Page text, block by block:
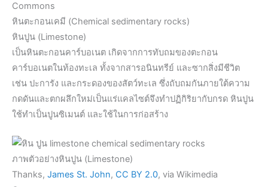
Commons
หินตะกอนเคมี (Chemical sedimentary rocks)
หินปูน (Limestone)
เป็นหินตะกอนคาร์บอเนต เกิดจากการทับถมของตะกอน
คาร์บอเนตในท้องทะเล ทั้งจากสารอนินทรีย์ และซากสิ่งมีชีวิต
เช่น ปะการัง และกระดองของสัตว์ทะเล ซึ่งถับถมกันภายใต้ความ
กดดันและตกผลึกใหม่เป็นแร่แคลไซต์จึงทำปฏิกิริยากับกรด หินปูน
ใช้ทำเป็นปูนซิเมนต์ และใช้ในการก่อสร้าง
ภาพตัวอย่างหินปูน (Limestone)
Thanks, James St. John, CC BY 2.0, via Wikimedia